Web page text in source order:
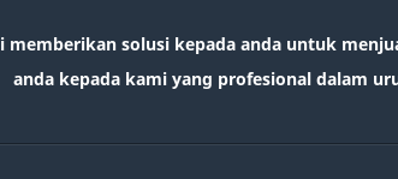
memberikan solusi kepada anda untuk
anda kepada kami yang profesional dalam